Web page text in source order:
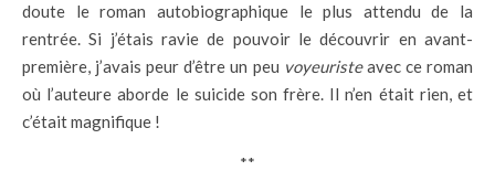
doute le roman autobiographique le plus attendu de la
rentrée. Si j’étais ravie de pouvoir le découvrir en avant-
première, j’avais peur d’être un peu voyeuristeavec ce roman
où l’auteure aborde le suicide son frère. Il n’en était rien, et
c’était magnifique !
**